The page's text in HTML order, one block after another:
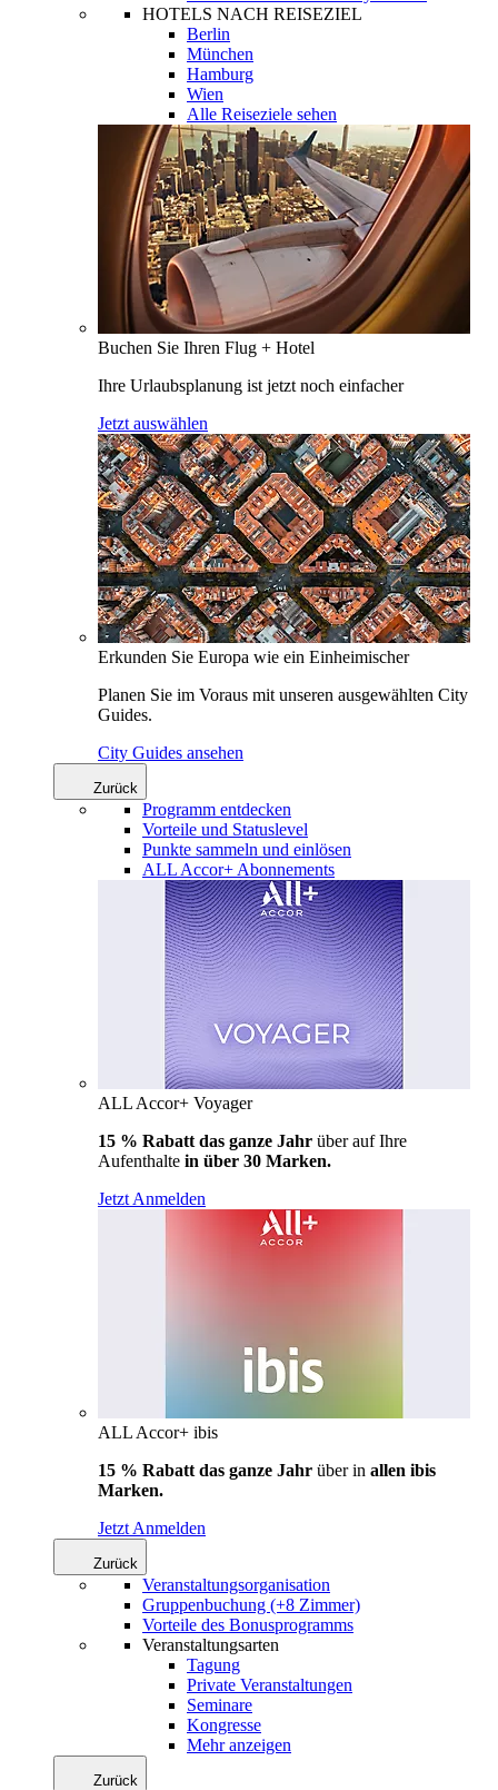
HOTELS NACH REISEZIEL
Berlin
München
Hamburg
Wien
Alle Reiseziele sehen
Buchen Sie Ihren Flug + Hotel
Ihre Urlaubsplanung ist jetzt noch einfacher
Jetzt auswählen
Erkunden Sie Europa wie ein Einheimischer
Planen Sie im Voraus mit unseren ausgewählten City
Guides.
City Guides ansehen
Zurück
Programm entdecken
Vorteile und Statuslevel
Punkte sammeln und einlösen
ALL Accor+ Abonnements
ALL Accor+ Voyager
15 % Rabatt das ganze Jahr über auf Ihre
Aufenthalte in über 30 Marken.
Jetzt Anmelden
ALL Accor+ ibis
15 % Rabatt das ganze Jahr über in allen ibis
Marken.
Jetzt Anmelden
Zurück
Veranstaltungsorganisation
Gruppenbuchung (+8 Zimmer)
Vorteile des Bonusprogramms
Veranstaltungsarten
Tagung
Private Veranstaltungen
Seminare
Kongresse
Mehr anzeigen
Zurück